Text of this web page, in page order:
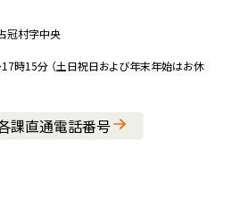
冠村字中央
時15分 （土日祝日および年末年始はお休
課直通電話番号